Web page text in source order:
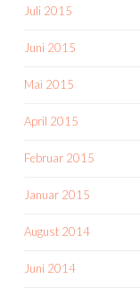
Juli 2015
Juni 2015
Mai 2015
April 2015
Februar 2015
Januar 2015
August 2014
Juni 2014